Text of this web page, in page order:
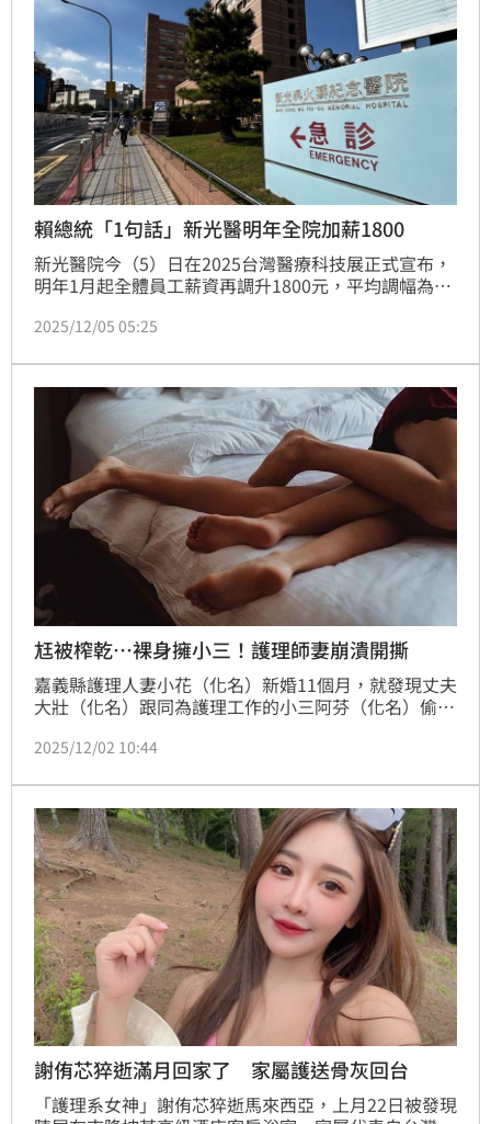
賴總統「1句話」新光醫明年全院加薪1800
新光醫院今（5）日在2025台灣醫療科技展正式宣布，
明年1月起全體員工薪資再調升1800元，平均調幅為
繼2024年2月起陸續調整薪資後再度加碼。新光醫院副
統的倡議。（記者：簡浩正）
2025/12/05 05:25
尪被榨乾…裸身擁小三！護理師妻崩潰開撕
嘉義縣護理人妻小花（化名）新婚11個月，就發現丈夫
大壯（化名）跟同為護理工作的小三阿芬（化名）偷
「想你」、「愛你」等親密文句，女方甚至傳送半裸照
因此離婚，憤而提告前夫、小三，經法院審理，獲賠20
萬元。
2025/12/02 10:44
謝侑芯猝逝滿月回家了 家屬護送骨灰回台
「護理系女神」謝侑芯猝逝馬來西亞，上月22日被發現